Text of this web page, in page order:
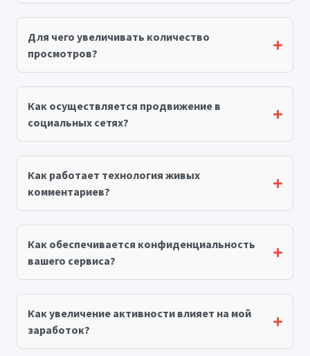
Для чего увеличивать количество
просмотров?
Как осуществляется продвижение в
социальных сетях?
Как работает технология живых
комментариев?
Как обеспечивается конфиденциальность
вашего сервиса?
Как увеличение активности влияет на мой
заработок?